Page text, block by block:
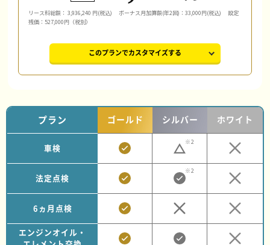
リース料総額： 3,936,240 円(税込) ボーナス月加算額(年2回)：33,000円(税込)
設定
残価：527,000円（税別）
このプランでカスタマイズする
プラン ゴールド シルバー ホワイト
車検
※2
法定点検
※2
6ヵ月点検
エンジンオイル・